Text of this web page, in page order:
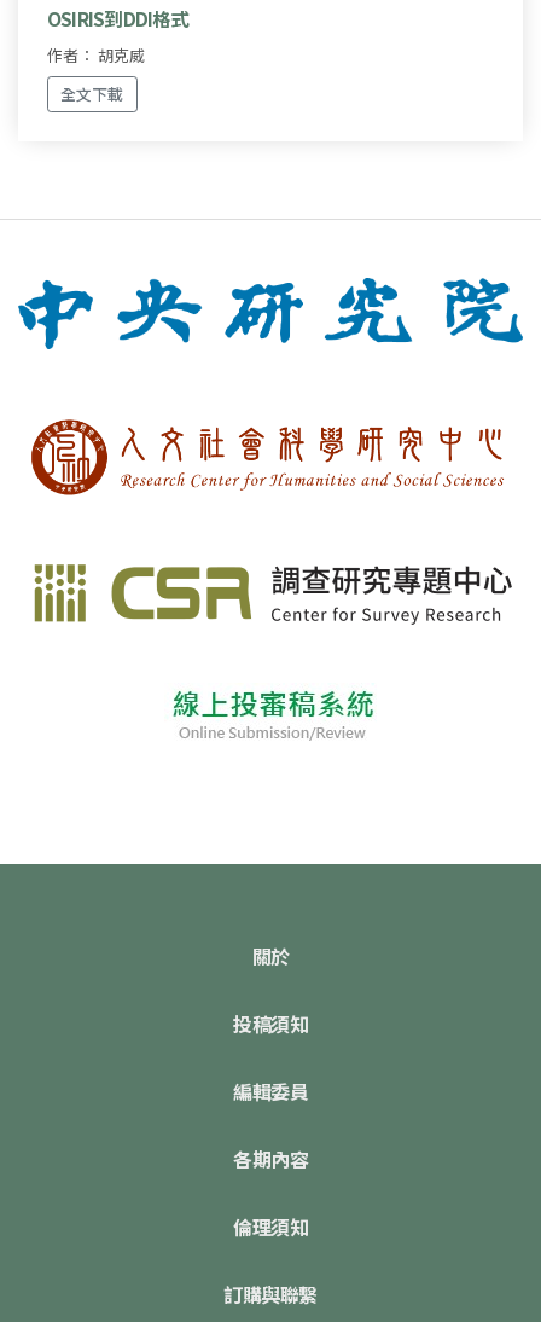
OSIRIS到DDI格式
作者： 胡克威
全文下載
關於
投稿須知
編輯委員
各期內容
倫理須知
訂購與聯繫